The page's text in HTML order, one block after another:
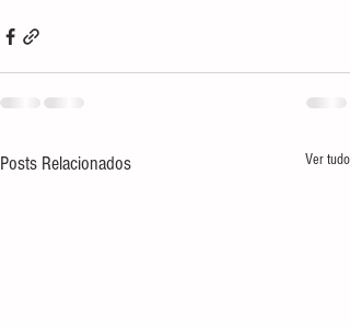
Posts Relacionados Ver tudo